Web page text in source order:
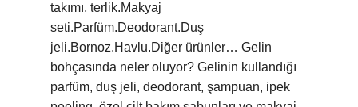
takımı, terlik.Makyaj
seti.Parfüm.Deodorant.Duş
jeli.Bornoz.Havlu.Diğer ürünler… Gelin
bohçasında neler oluyor? Gelinin kullandığı
parfüm, duş jeli, deodorant, şampuan, ipek